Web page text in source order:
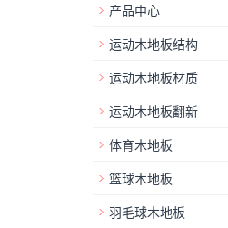
产品中心
运动木地板结构
运动木地板材质
运动木地板翻新
体育木地板
篮球木地板
羽毛球木地板